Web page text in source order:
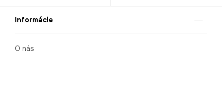
Informácie
O nás